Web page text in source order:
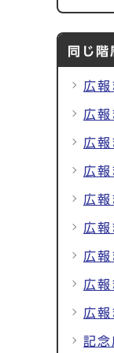
同じ階
広
広
広
広
広
広
広
広
広
記